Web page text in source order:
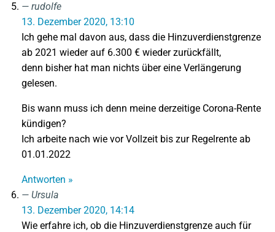
rudolfe
13. Dezember 2020, 13:10
Ich gehe mal davon aus, dass die Hinzuverdienstgrenze
ab 2021 wieder auf 6.300 € wieder zurückfällt,
denn bisher hat man nichts über eine Verlängerung
gelesen.
Bis wann muss ich denn meine derzeitige Corona-Rente
kündigen?
Ich arbeite nach wie vor Vollzeit bis zur Regelrente ab
01.01.2022
Antworten »
Ursula
13. Dezember 2020, 14:14
Wie erfahre ich, ob die Hinzuverdienstgrenze auch für